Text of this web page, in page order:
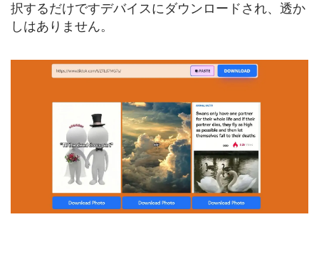
択するだけですデバイスにダウンロードされ、透か
しはありません。